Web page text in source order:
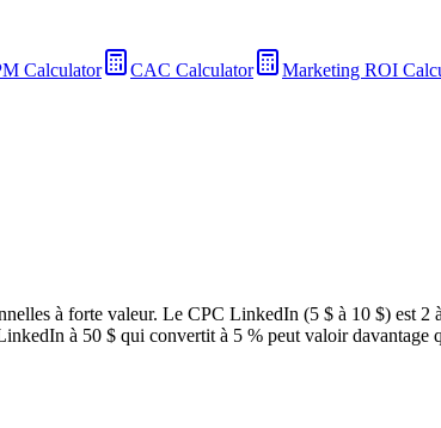
Calculator CAC Calculator Marketing ROI
à forte valeur. Le CPC LinkedIn (5 $ à 10 $) est 2
à 50 $ qui convertit à 5 % peut valoir davantage